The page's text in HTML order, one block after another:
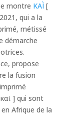
montre KAÌ [
qui a la
métissé
démarche
propose
la fusion
] qui sont
Afrique de la